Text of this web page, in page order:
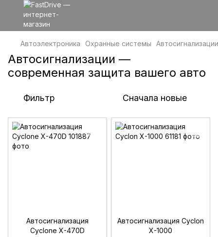
Автоэлектроника Охранные системы Автосигнализации
Автосигнализации —
современная защита вашего авто
Фильтр Сначала новые
Автосигнализация
Cyclone X-470D
Автосигнализация Cyclon
X-1000